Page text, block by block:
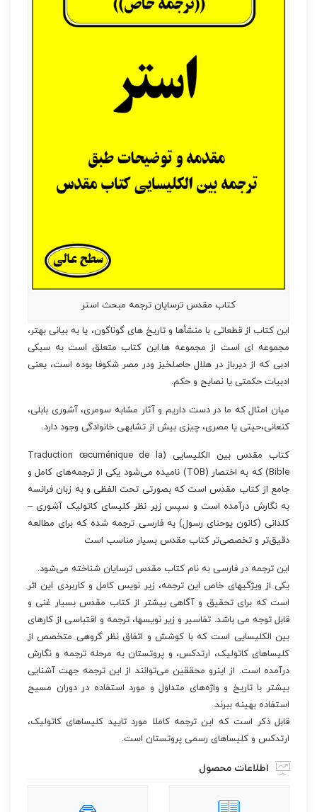
کتاب مقدس ترسایان ترجمه مبحث استر
این کتاب از قطعاتی با منشأها و تاریخ های گوناگون، یا به بیانی بهتر،
مجموعه ای است از مجموعه ها.این کتاب متعلق است به سبکی
ادبی که از دیرباز در هلال حاصلخیز ودر مصر شکوفا بوده است، یعنی
ادبیات حکمتی یا نصایح و حکم.
میان امثال که ما در دست داریم و آثار مشابه سومری، آشوری بابلی،
کنعانی،حیتی یا مصری، چیزی بیش از تشابهی خانوادگی وجود دارد.
کتاب مقدس بین الکلیسایی (Traduction œcuménique de la
Bible) که به اختصار (TOB) نامیده می‌شود یکی از ترجمه‌های کامل و
جامع از کتاب مقدس است که بصورتی تحت الفظی و به زبان فرانسه
به نگارش درآمده است و سپس زیر نظر کلیسای کاتولیک آشوری –
کلدانی (کانون یوحنای رسول) به فارسی ترجمه شده که برای مطالعه
دقیق‌تر و تخصصی‌تر کتاب مقدس بسیار مناسب است
این ترجمه در فارسی به نام کتاب مقدس ترسایان شناخته می‌شود.
یکی از ویژگیهای خاص این ترجمه، زیر نویس کامل و کاربردی این اثر
است که برای تحقیق و آگاهی بیشتر از کتاب مقدس بسیار غنی و
قابل توجه می باشد. تفاسیر و زیر نویسها، ترجمه و اقتباسی از کارهای
بین الکلیسایی است که با کوشش و اتفاق نظر گروهی متخصص از
کلیساهای کاتولیک، ارتدکس، و پروتستان به مرحله ترجمه و نگارش
درآمده است. از اینرو محققین می‌توانند از این ترجمه جهت آشنایی
بیشتر با تاریخ و واژه‌های متداول و مورد استفاده در دوران مسیح
استفاده بهینه ببرند.
قابل ذکر است که این ترجمه کاملا مورد تایید کلیساهای کاتولیک،
ارتدکس و کلیساهای رسمی پروتستان است.
اطلاعات محصول